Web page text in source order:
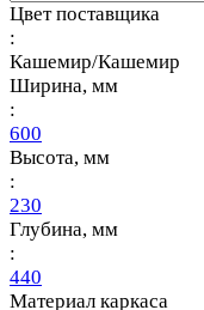
Цвет поставщика
:
Кашемир/Кашемир
Ширина, мм
:
600
Высота, мм
:
230
Глубина, мм
:
440
Материал каркаса